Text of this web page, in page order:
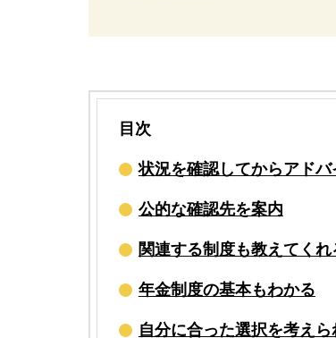
目次
状況を確認してからアドバ
公的な確認先を案内
関連する制度も教えてくれ
年金制度の基本もわかる
自分に合った選択を考えら